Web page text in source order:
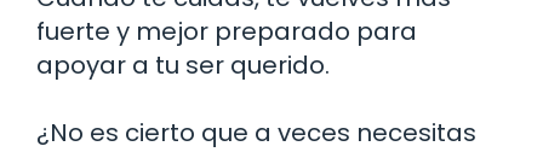
fuerte y mejor preparado para
apoyar a tu ser querido.
¿No es cierto que a veces necesitas